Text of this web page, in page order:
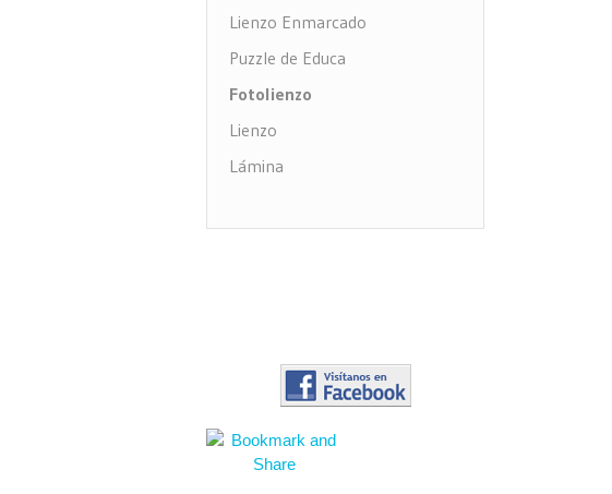
Lienzo Enmarcado
Puzzle de Educa
Fotolienzo
Lienzo
Lámina